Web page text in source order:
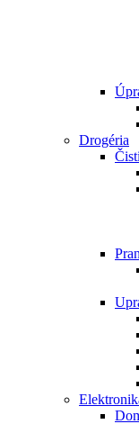
Drogéria